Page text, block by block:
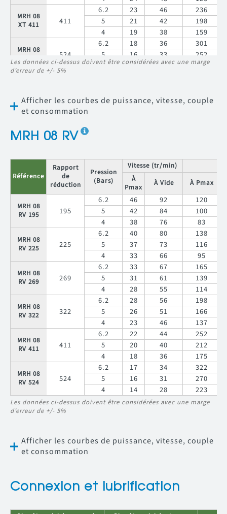
MRH 08
XT 411
411
6.2 23 46
236
5
21 42
198
4
19 38 159
MRH 08
XT 524
524
6.2 18 36
301
5
16 33
252
4
15 30 203
Les données ci-dessus doivent être considérées avec une marge
d’erreur de +/- 5%
Afficher les courbes de puissance, vitesse, couple
et consommation
MRH 08 RV
Référence
Rapport
de
réduction
Pression
(Bars)
Vitesse (tr/min)
À
Pmax
À Vide À Pmax
MRH 08
RV 195
195
6.2 46 92
120
5
42 84
100
4
38 76 83
MRH 08
RV 225
225
6.2 40 80
138
5
37 73
116
4
33 66 95
MRH 08
RV 269
269
6.2 33 67
165
5
31 61
139
4
28 55 114
MRH 08
RV 322
322
6.2 28 56
198
5
26 51
166
4
23 46 137
MRH 08
RV 411
411
6.2 22 44
252
5
20 40
212
4
18 36 175
MRH 08
RV 524
524
6.2 17 34
322
5
16 31
270
4
14 28 223
Les données ci-dessus doivent être considérées avec une marge
d’erreur de +/- 5%
Afficher les courbes de puissance, vitesse, couple
et consommation
Connexion et lubrification